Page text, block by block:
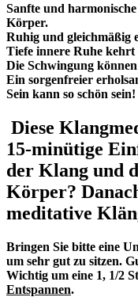
Sanfte und
Körper.
Ruhig und gleichmäßig
Tiefe innere Ruhe kehrt
Die Schwingung
Ein sorgenfreier
Sein kann so schön sein!
Diese
15-minütige
der Klang und
Körper?
meditative
Bringen Sie bitte eine
um sehr gut zu sitzen.
Wichtig um eine 1, 1/2
Entspannen.